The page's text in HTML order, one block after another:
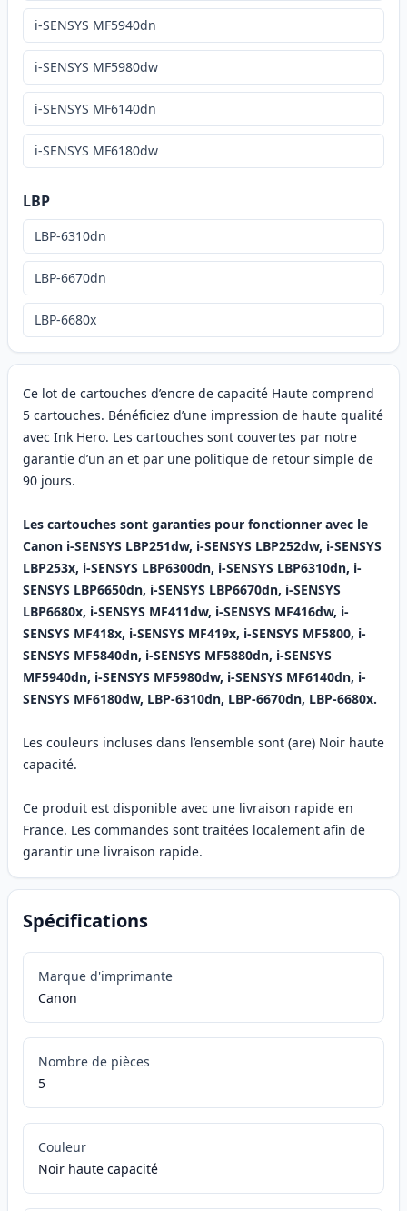
Ce lot de cartouches d’encre de capacité Haute comprend
5 cartouches. Bénéficiez d’une impression de haute qualité
avec Ink Hero. Les cartouches sont couvertes par notre
garantie d’un an et par une politique de retour simple de
90 jours.
Les cartouches sont garanties pour fonctionner avec le
Canon i-SENSYS LBP251dw, i-SENSYS LBP252dw, i-SENSYS
LBP253x, i-SENSYS LBP6300dn, i-SENSYS LBP6310dn, i-
SENSYS LBP6650dn, i-SENSYS LBP6670dn, i-SENSYS
LBP6680x, i-SENSYS MF411dw, i-SENSYS MF416dw, i-
SENSYS MF418x, i-SENSYS MF419x, i-SENSYS MF5800, i-
SENSYS MF5840dn, i-SENSYS MF5880dn, i-SENSYS
MF5940dn, i-SENSYS MF5980dw, i-SENSYS MF6140dn, i-
SENSYS MF6180dw, LBP-6310dn, LBP-6670dn, LBP-6680x.
Les couleurs incluses dans l’ensemble sont (are) Noir haute
capacité.
Ce produit est disponible avec une livraison rapide en
France. Les commandes sont traitées localement afin de
garantir une livraison rapide.
Spécifications
Marque d'imprimante
Canon
Nombre de pièces
5
Couleur
Noir haute capacité
i-SENSYS MF5940dn
i-SENSYS MF5980dw
i-SENSYS MF6140dn
i-SENSYS MF6180dw
LBP
LBP-6310dn
LBP-6670dn
LBP-6680x